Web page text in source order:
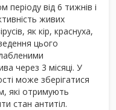
періоду від 6 тижнів і
живих
як кір, краснуха,
цього
через 3 місяці. У
може зберігатися
які отримують
стан антитіл.